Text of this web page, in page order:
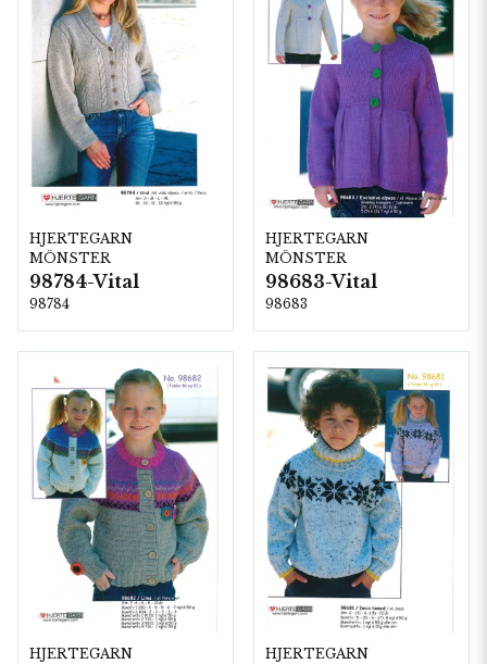
HJERTEGARN
MÖNSTER
98784-Vital
98784
HJERTEGARN
MÖNSTER
98683-Vital
98683
HJERTEGARN
HJERTEGARN